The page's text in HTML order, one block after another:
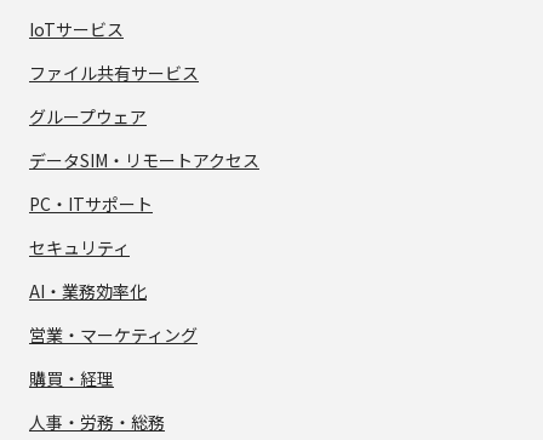
IoTサービス
ファイル共有サービス
グループウェア
データSIM・ リモートアクセス
PC・ITサポート
セキュリティ
AI・業務効率化
営業・マーケティング
購買・経理
人事・労務・総務